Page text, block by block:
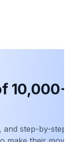
step-by-step